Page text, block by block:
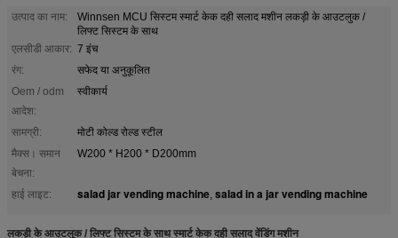
उत्पाद का नाम:
Winnsen MCU सिस्टम स्मार्ट केक दही सलाद मशीन लकड़ी के आउटलुक /
लिफ्ट सिस्टम के साथ
एलसीडी आकार: 7 इंच
रंग:
सफेद या अनुकूलित
Oem / odm
आदेश:
स्वीकार्य
सामग्री:
मोटी कोल्ड रोल्ड स्टील
मैक्स। समान
बेचना:
W200 * H200 * D200mm
हाई लाइट: salad jar vending machine, salad in a jar vending machine
लकड़ी के आउटलुक / लिफ्ट सिस्टम के साथ स्मार्ट केक दही सलाद वेंडिंग मशीन